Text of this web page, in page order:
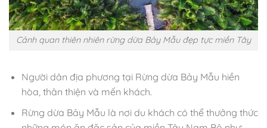
Cảnh quan thiên nhiên rừng dừa Bảy Mẫu đẹp tực miền Tây
Người dân địa phương tại Rừng dừa Bảy Mẫu hiền
hòa, thân thiện và mến khách.
Rừng dừa Bảy Mẫu là nơi du khách có thể thưởng thức